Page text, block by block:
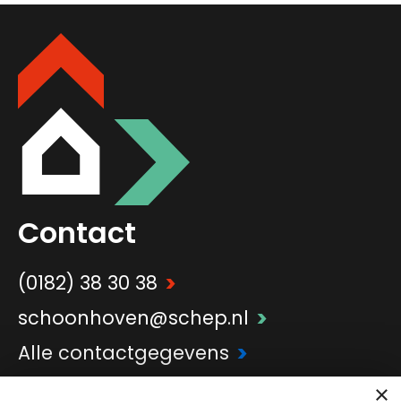
Contact
(0182) 38 30 38 >
schoonhoven@schep.nl >
Alle contactgegevens >
×